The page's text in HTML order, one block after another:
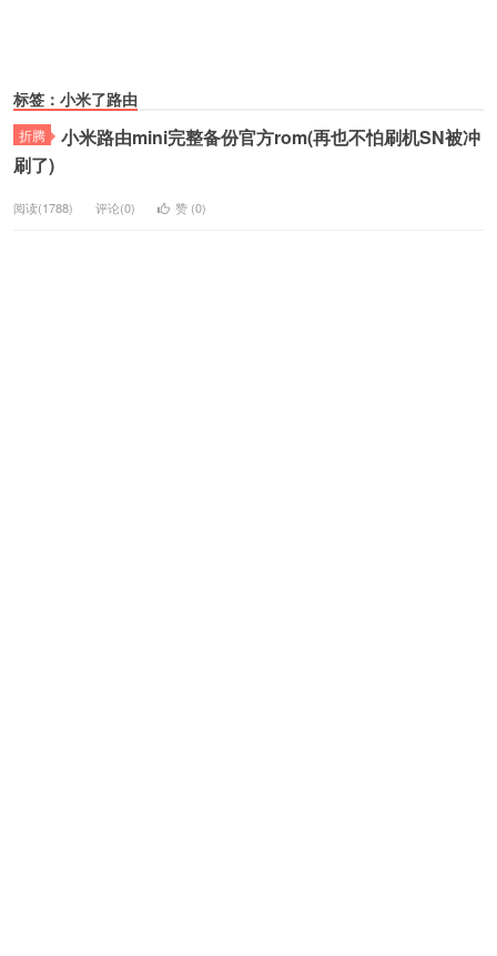
标签：小米了路由
折腾
小米路由mini完整备份官方rom(再也不怕刷机SN被冲
刷了)
阅读(1788) 评论(0) 赞 (0)